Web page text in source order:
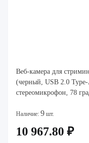
Веб-камера для
(черный, USB 2.0
стереомикрофон, 78
Наличие: 9 шт.
10 967.80 ₽